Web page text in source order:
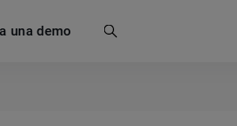
una demo